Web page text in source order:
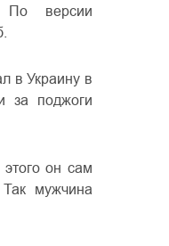
По версии
в Украину в
за поджоги
он сам
мужчина